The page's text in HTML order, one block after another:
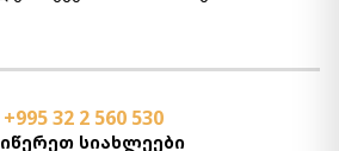
+995 32 2 560 530
სიახლეები